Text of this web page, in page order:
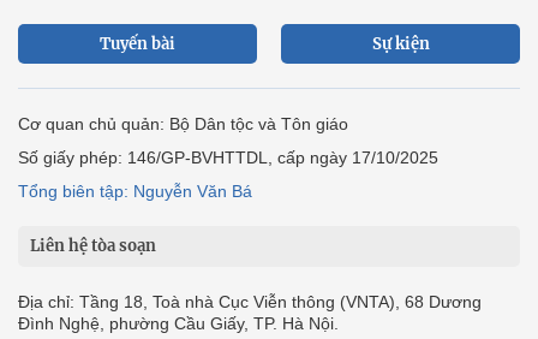
Tuyến bài Sự kiện
Cơ quan chủ quản: Bộ Dân tộc và Tôn giáo
Số giấy phép: 146/GP-BVHTTDL, cấp ngày 17/10/2025
Tổng biên tập: Nguyễn Văn Bá
Liên hệ tòa soạn
Địa chỉ: Tầng 18, Toà nhà Cục Viễn thông (VNTA), 68 Dương
Đình Nghệ, phường Cầu Giấy, TP. Hà Nội.